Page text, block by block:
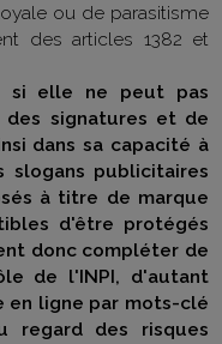
ou de parasitisme
des articles 1382 et
si elle ne peut pas
des signatures et de
dans sa capacité à
slogans publicitaires
à titre de marque
d'être protégés
donc compléter de
de l'INPI, d'autant
en ligne par mots-clé
regard des risques